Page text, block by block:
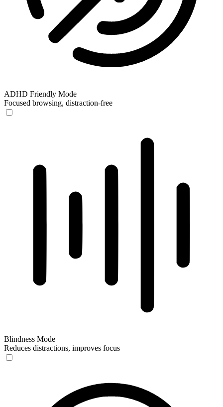
ADHD Friendly Mode
Focused browsing, distraction-free
Blindness Mode
Reduces distractions, improves focus